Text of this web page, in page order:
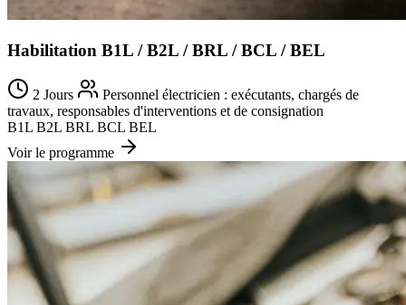
Habilitation B1L / B2L / BRL / BCL / BEL
2 Jours
Personnel électricien : exécutants, chargés de
travaux, responsables d'interventions et de consignation
B1L B2L BRL BCL BEL
Voir le programme